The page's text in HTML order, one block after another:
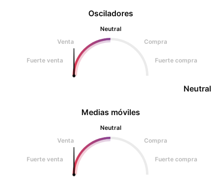
Osciladores
Neutral
Venta
Compra
Fuerte venta Fuerte compra
Neutral
Medias móviles
Neutral
Venta
Compra
Fuerte venta Fuerte compra